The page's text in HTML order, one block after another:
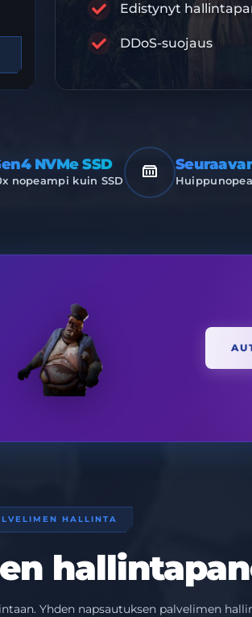
Edistynyt
DDoS-suojaus
PREMIUM-
NVMe SSD
nopeampi kuin SSD
HALLINTA
Yhden napsautuksen palvelimen